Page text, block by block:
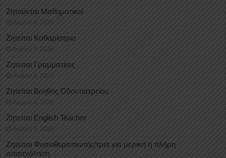
Ζητούνται Μαθηματικοί
August 4, 2026
Ζητείται Καθαρίστρια
August 4, 2026
Ζητείται Γραμματέας
August 4, 2026
Ζητείται Βοηθός Οδοντιατρείου
August 4, 2026
Ζητείται English Teacher
August 4, 2026
Ζητείται Φυσιοθεραπευτής/τρια για μερική ή πλήρη
απασχόληση